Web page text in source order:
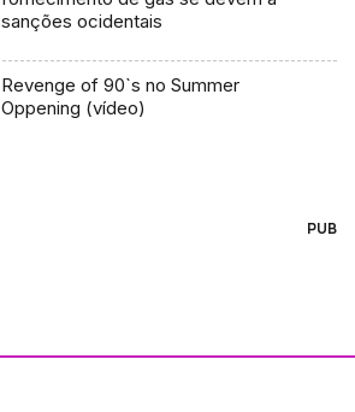
sanções ocidentais
Revenge of 90`s no Summer
Oppening (vídeo)
PUB